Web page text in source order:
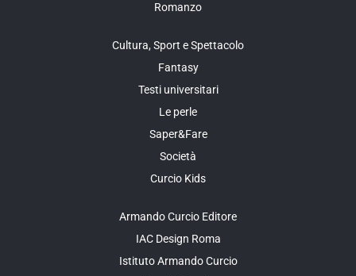
Romanzo
Cultura, Sport e Spettacolo
Fantasy
Testi universitari
Le perle
Saper&Fare
Società
Curcio Kids
Armando Curcio Editore
IAC Design Roma
Istituto Armando Curcio